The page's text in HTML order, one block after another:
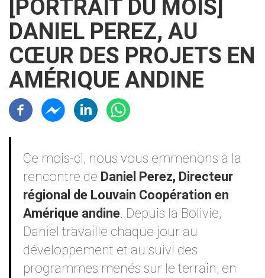
[PORTRAIT DU MOIS]
DANIEL PEREZ, AU
CŒUR DES PROJETS EN
AMÉRIQUE ANDINE
Résaux sociaux
Ce mois-ci, nous vous emmenons à la
rencontre de Daniel Perez, Directeur
régional de Louvain Coopération en
Amérique andine . Depuis la Bolivie,
Daniel travaille chaque jour au
développement et au suivi des
programmes menés sur le terrain, en